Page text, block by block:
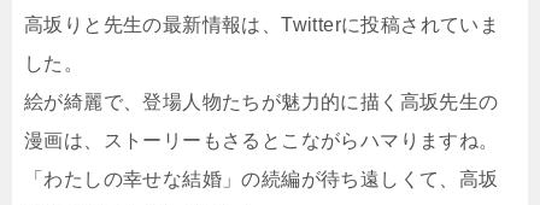
高坂りと先生の最新情報は、Twitterに投稿されていま
した。
絵が綺麗で、登場人物たちが魅力的に描く高坂先生の
漫画は、ストーリーもさるとこながらハマりますね。
「わたしの幸せな結婚」の続編が待ち遠しくて、高坂